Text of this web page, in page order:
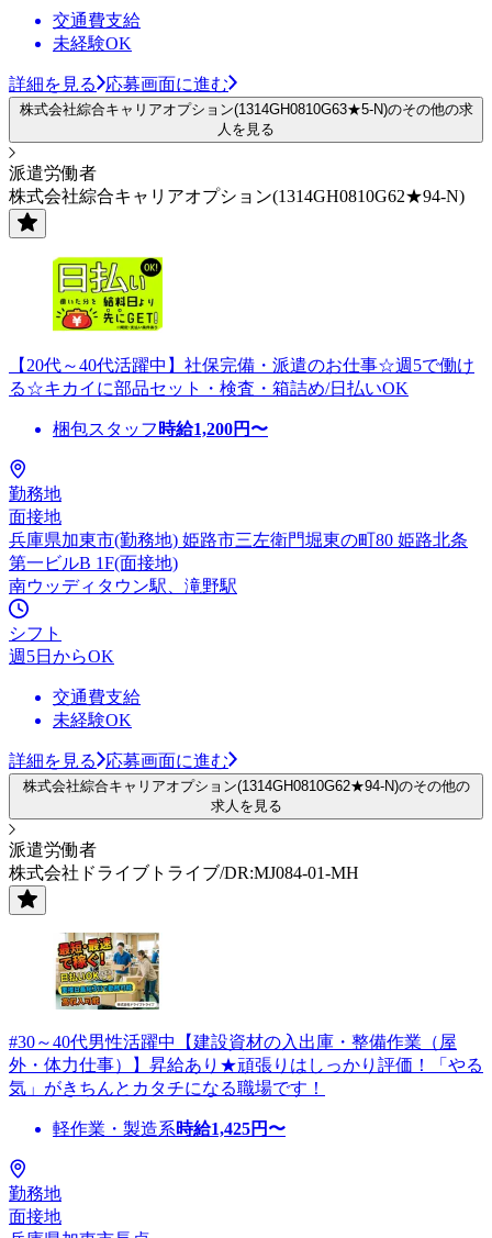
交通費支給
未経験OK
詳細を見る 応募画面に進む
株式会社綜合キャリアオプション(1314GH0810G63★5-N)のその他の求
人を見る
派遣労働者
株式会社綜合キャリアオプション(1314GH0810G62★94-N)
【20代～40代活躍中】社保完備・派遣のお仕事☆週5で働け
る☆キカイに部品セット・検査・箱詰め/日払いOK
梱包スタッフ 時給1,200円〜
勤務地
面接地
兵庫県加東市(勤務地) 姫路市三左衛門堀東の町80 姫路北条
第一ビルB 1F(面接地)
南ウッディタウン駅、滝野駅
シフト
週5日からOK
交通費支給
未経験OK
詳細を見る 応募画面に進む
株式会社綜合キャリアオプション(1314GH0810G62★94-N)のその他の
求人を見る
派遣労働者
株式会社ドライブトライブ/DR:MJ084-01-MH
#30～40代男性活躍中【建設資材の入出庫・整備作業（屋
外・体力仕事）】昇給あり★頑張りはしっかり評価！「やる
気」がきちんとカタチになる職場です！
軽作業・製造系時給1,425円〜
勤務地
面接地